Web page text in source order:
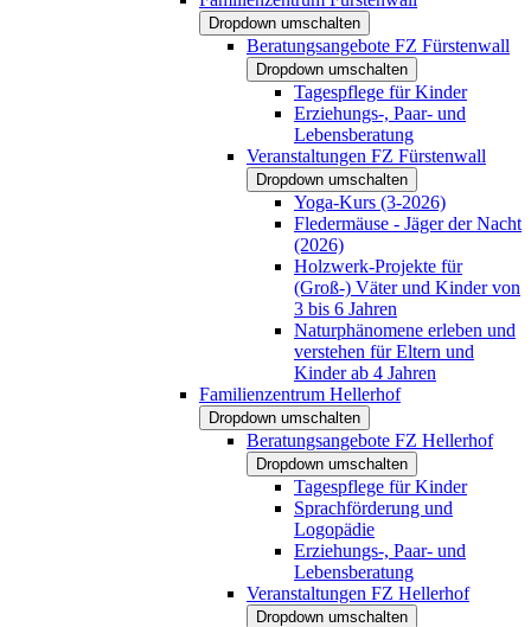
Dropdown umschalten
Beratungsangebote FZ Fürstenwall
Dropdown umschalten
Tagespflege für Kinder
Erziehungs-, Paar- und
Lebensberatung
Veranstaltungen FZ Fürstenwall
Dropdown umschalten
Yoga-Kurs (3-2026)
Fledermäuse - Jäger der Nacht
(2026)
Holzwerk-Projekte für
(Groß-) Väter und Kinder von
3 bis 6 Jahren
Naturphänomene erleben und
verstehen für Eltern und
Kinder ab 4 Jahren
Familienzentrum Hellerhof
Dropdown umschalten
Beratungsangebote FZ Hellerhof
Dropdown umschalten
Tagespflege für Kinder
Sprachförderung und
Logopädie
Erziehungs-, Paar- und
Lebensberatung
Veranstaltungen FZ Hellerhof
Dropdown umschalten